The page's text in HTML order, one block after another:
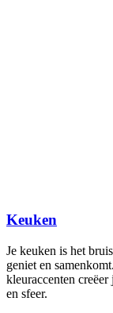
Keuken
Je keuken is het
geniet en
kleuraccenten
en sfeer.